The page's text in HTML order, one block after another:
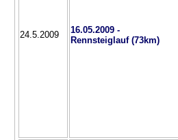
24.5.2009
16.05.2009 -
Rennsteiglauf (73km)